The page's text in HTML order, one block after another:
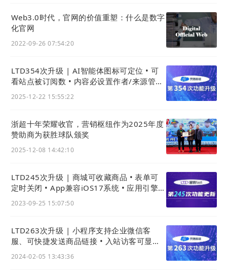
Web3.0时代，官网的价值重塑：什么是数字
化官网
2022-09-26 07:54:20
LTD354次升级 | AI智能体图标可定位 • 可
看站点被订阅数 • 内容必设置作者/来源管理
更规范
2025-12-22 15:55:22
浙超十年荣耀收官，营销枢纽作为2025年度
赞助商为获胜球队颁奖
2025-12-08 14:42:10
LTD245次升级 | 商城可收藏商品 • 表单可
定时关闭 • App兼容iOS17系统 • 应用引擎可
批量导入关联数据类型
2023-09-25 15:07:50
LTD263次升级 | 小程序支持企业微信客
服、可快捷发送商品链接 • 入站访客可显示
访问设备 • 小程序可展示备案号
2024-02-05 13:43:36